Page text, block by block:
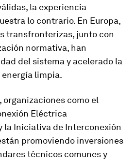
la experiencia
lo contrario. En Europa,
transfronterizas, junto con
normativa, han
del sistema y acelerado la
limpia.
organizaciones como el
Eléctrica
la Iniciativa de Interconexión
promoviendo inversiones
técnicos comunes y